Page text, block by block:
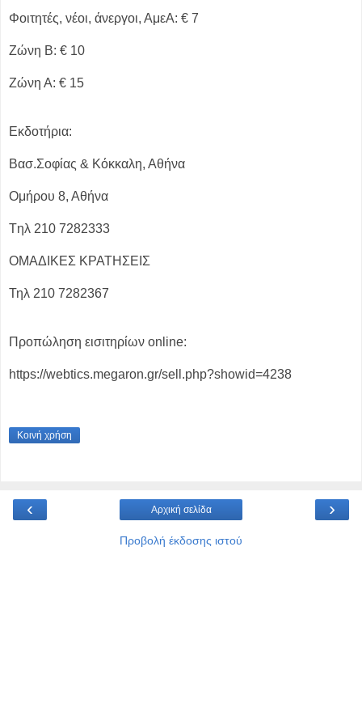
Φοιτητές, νέοι, άνεργοι, ΑμεΑ: € 7
Ζώνη Β: € 10
Ζώνη Α: € 15
Εκδοτήρια:
Βασ.Σοφίας & Κόκκαλη, Αθήνα
Ομήρου 8, Αθήνα
Tηλ 210 7282333
ΟΜΑΔΙΚΕΣ ΚΡΑΤΗΣΕΙΣ
Τηλ 210 7282367
Προπώληση εισιτηρίων online:
https://webtics.megaron.gr/sell.php?showid=4238
Κοινή χρήση
‹ ›
Αρχική σελίδα
Προβολή έκδοσης ιστού